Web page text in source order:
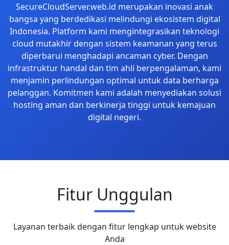
SecureCloudServer.web.id merupakan inovasi anak
bangsa yang berdedikasi melindungi ekosistem digital
Indonesia. Platform kami mengintegrasikan teknologi
cloud mutakhir dengan sistem keamanan yang terus
diperbarui menghadapi ancaman cyber. Dengan
infrastruktur handal dan tim ahli berpengalaman, kami
menjamin perlindungan optimal untuk data berharga
pelanggan. Komitmen kami adalah menyediakan solusi
hosting aman dan berkinerja tinggi untuk kemajuan
digital negeri.
Fitur Unggulan
Layanan terbaik dengan fitur lengkap untuk website
Anda